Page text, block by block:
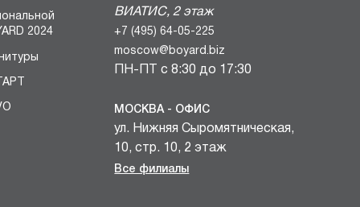
2024
ВИАТИС, 2 этаж
+7 (495) 64-05-225
moscow@boyard.biz
ПН-ПТ с 8:30 до 17:30
МОСКВА - ОФИС
ул. Нижняя Сыромятническая,
10, стр. 10, 2 этаж
+7 (495) 64-05-225
Все филиалы